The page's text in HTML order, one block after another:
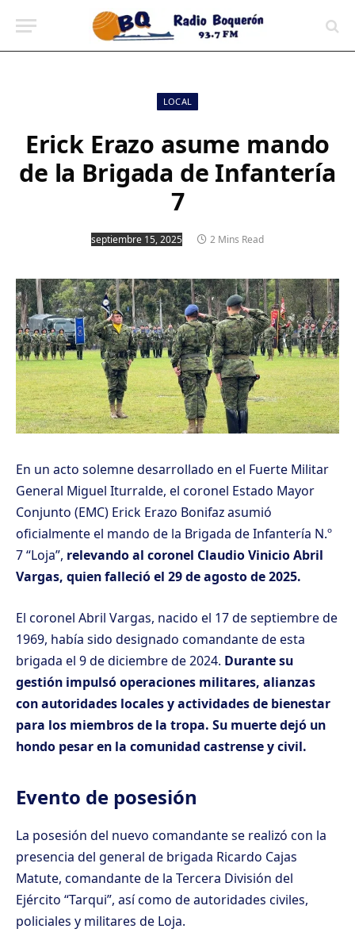
LOCAL
Erick Erazo asume mando
de la Brigada de Infantería
7
septiembre 15, 2025 2 Mins Read
En un acto solemne desarrollado en el Fuerte Militar
General Miguel Iturralde, el coronel Estado Mayor
Conjunto (EMC) Erick Erazo Bonifaz asumió
oficialmente el mando de la Brigada de Infantería N.º
7 “Loja”, relevando al coronel Claudio Vinicio Abril
Vargas, quien falleció el 29 de agosto de 2025.
El coronel Abril Vargas, nacido el 17 de septiembre de
1969, había sido designado comandante de esta
brigada el 9 de diciembre de 2024. Durante su
gestión impulsó operaciones militares, alianzas
con autoridades locales y actividades de bienestar
para los miembros de la tropa. Su muerte dejó un
hondo pesar en la comunidad castrense y civil.
Evento de posesión
La posesión del nuevo comandante se realizó con la
presencia del general de brigada Ricardo Cajas
Matute, comandante de la Tercera División del
Ejército “Tarqui”, así como de autoridades civiles,
policiales y militares de Loja.